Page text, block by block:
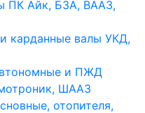
ПК Айк, БЗА, ВААЗ,
карданные валы УКД,
и ПЖД
ШААЗ
отопителя,